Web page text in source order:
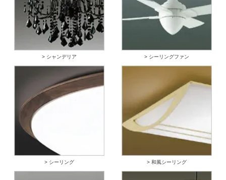
> シャンデリア > シーリングファン
> シーリング > 和風シーリング